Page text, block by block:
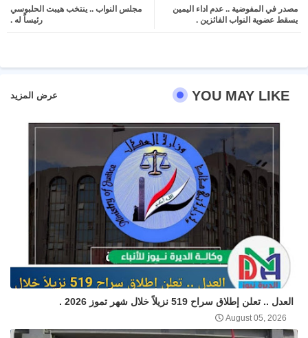
ter atsa
مصدر في المفوضية .. عدم اداء اليمين
يسقط عضوية النواب الفائزين .
مجلس النواب .. ينتخب هيبت الحلبوسي
رئيساً له .
YOU MAY LIKE عرض المزيد
العدل .. تعلن إطلاق سراح 519 نزيلاً خلال شهر تموز 2026 .
August 05, 2026